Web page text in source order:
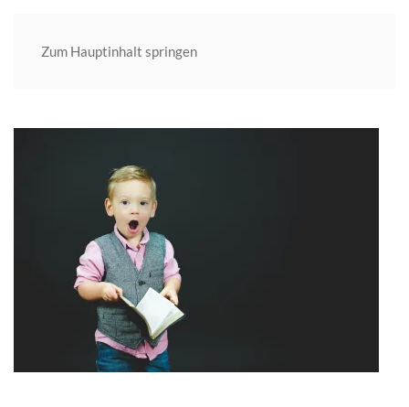
Zum Hauptinhalt springen